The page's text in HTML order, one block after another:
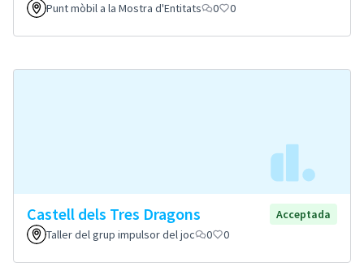
Punt mòbil a la Mostra d'Entitats
0 0
Castell dels Tres Dragons
Acceptada
Taller del grup impulsor del joc
0 0